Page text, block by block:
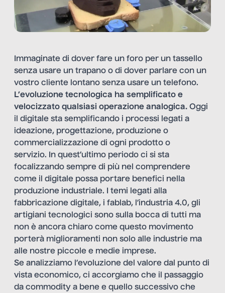
Immaginate di dover fare un foro per un tassello
senza usare un trapano o di dover parlare con un
vostro cliente lontano senza usare un telefono.
L’evoluzione tecnologica ha semplificato e
velocizzato qualsiasi operazione analogica. Oggi
il digitale sta semplificando i processi legati a
ideazione, progettazione, produzione o
commercializzazione di ogni prodotto o
servizio. In quest’ultimo periodo ci si sta
focalizzando sempre di più nel comprendere
come il digitale possa portare benefici nella
produzione industriale. I temi legati alla
fabbricazione digitale, i fablab, l’industria 4.0, gli
artigiani tecnologici sono sulla bocca di tutti ma
non è ancora chiaro come questo movimento
porterà miglioramenti non solo alle industrie ma
alle nostre piccole e medie imprese.
Se analizziamo l’evoluzione del valore dal punto di
vista economico, ci accorgiamo che il passaggio
da commodity a bene e quello successivo che